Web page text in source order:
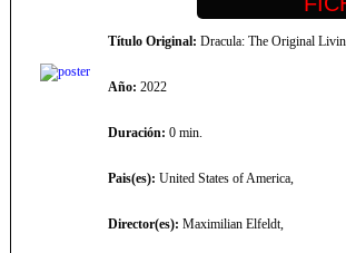
Título Original: Dracula: The Original
Año: 2022
Duración: 0 min.
Pais(es): United States of America,
Director(es): Maximilian Elfeldt,